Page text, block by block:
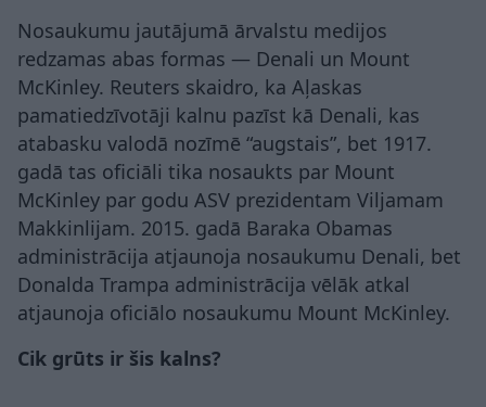
Nosaukumu jautājumā ārvalstu medijos
redzamas abas formas — Denali un Mount
McKinley. Reuters skaidro, ka Aļaskas
pamatiedzīvotāji kalnu pazīst kā Denali, kas
atabasku valodā nozīmē “augstais”, bet 1917.
gadā tas oficiāli tika nosaukts par Mount
McKinley par godu ASV prezidentam Viljamam
Makkinlijam. 2015. gadā Baraka Obamas
administrācija atjaunoja nosaukumu Denali, bet
Donalda Trampa administrācija vēlāk atkal
atjaunoja oficiālo nosaukumu Mount McKinley.
Cik grūts ir šis kalns?